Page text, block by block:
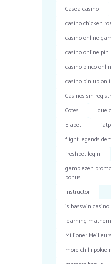
Casea casino
casino chicken
casino online
casino online pin
casino pinco
casino pin up
Casinos sin
Cotes
Elabet
flight legends
freshbet login
gamblezen
bonus
Instructor
is basswin
learning
Millioner
more chilli pokie